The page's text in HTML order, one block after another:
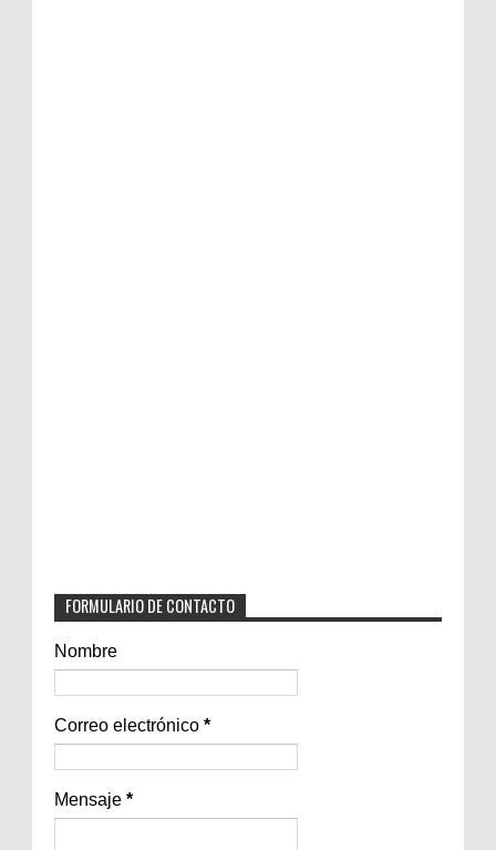
FORMULARIO DE CONTACTO
Nombre
Correo electrónico *
Mensaje *